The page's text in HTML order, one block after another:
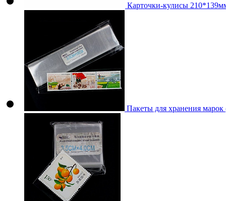
Карточки-кулисы
Пакеты для хранения